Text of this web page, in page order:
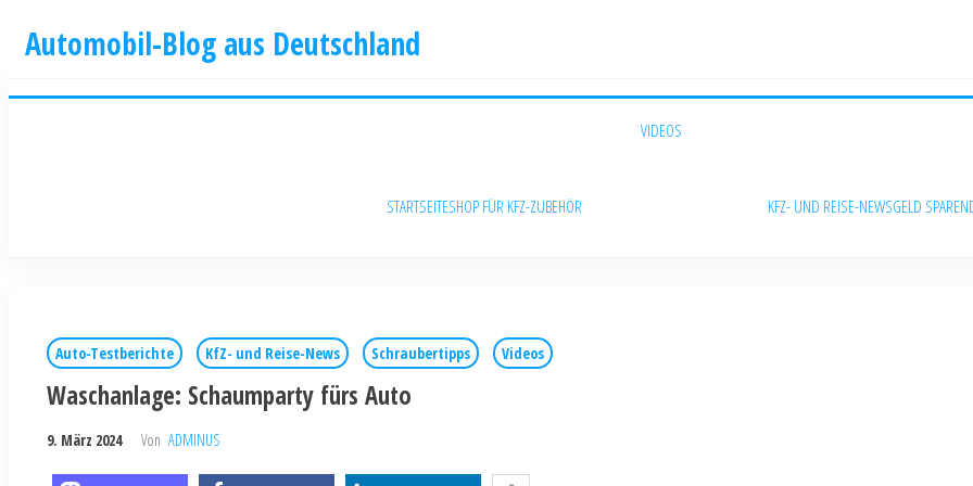
Automobil-Blog aus Deutschland
STARTSEITESHOP FÜR KFZ-ZUBEHÖR
VIDEOS
KFZ- UND REISE-NEWSGELD SPAREN
Auto-Testberichte KfZ- und Reise-News Schraubertipps Videos
Waschanlage: Schaumparty fürs Auto
9. März 2024 Von ADMINUS